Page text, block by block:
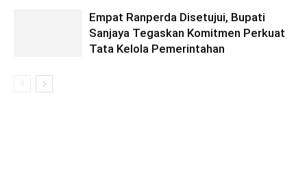
Empat Ranperda Disetujui, Bupati
Sanjaya Tegaskan Komitmen Perkuat
Tata Kelola Pemerintahan